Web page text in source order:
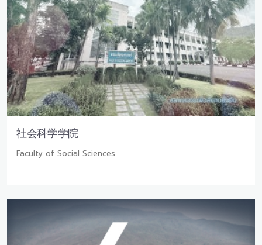
社会科学学院
Faculty of Social Sciences